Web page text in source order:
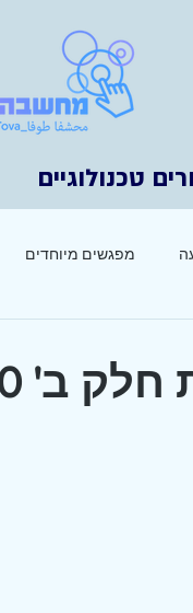
טכנולוגיים
מפגשים מיוחדים
ב' 23.4.20